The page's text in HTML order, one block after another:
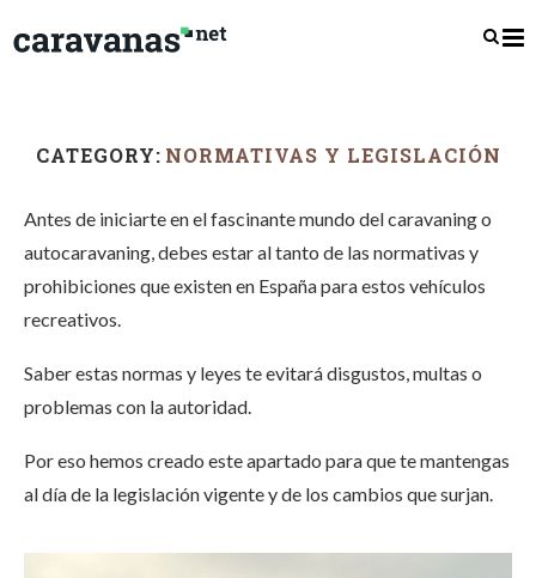
CATEGORY: NORMATIVAS Y LEGISLACIÓN
Antes de iniciarte en el fascinante mundo del caravaning o
autocaravaning, debes estar al tanto de las normativas y
prohibiciones que existen en España para estos vehículos
recreativos.
Saber estas normas y leyes te evitará disgustos, multas o
problemas con la autoridad.
Por eso hemos creado este apartado para que te mantengas
al día de la legislación vigente y de los cambios que surjan.